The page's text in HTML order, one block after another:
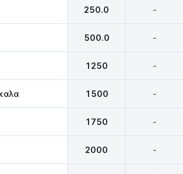
250.0 -
500.0 -
1250 -
1500 -
1750 -
2000 -